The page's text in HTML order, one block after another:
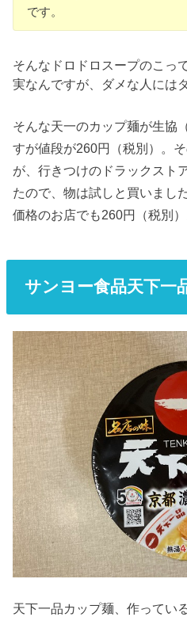
です。
そんなドロドロスープのこっ
実なんですが、ダメな人には
そんな天一のカップ麺が生協
すが値段が260円（税別）。
が、行きつけのドラックスト
たので、物は試しと買いまし
価格のお店でも260円（税別）
サンヨー食品天下一
天下一品カップ麺、作ってい